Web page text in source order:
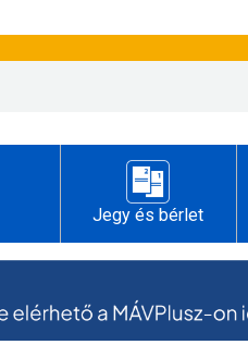
Jegy és bérlet